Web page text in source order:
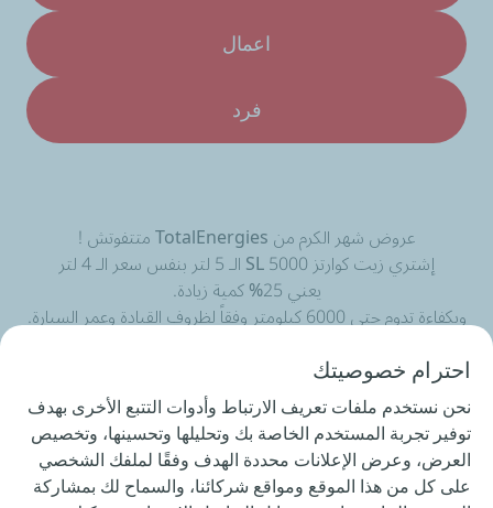
اعمال
فرد
عروض شهر الكرم من TotalEnergies متتفوتش !
إشتري زيت كوارتز 5000 SL الـ 5 لتر بنفس سعر الـ 4 لتر
يعني 25% كمية زيادة.
وبكفاءة تدوم حتي 6000 كيلومتر وفقاً لظروف القيادة وعمر السيارة.
تطبق الشروط والأحكام
هذا العرض ساري حتي نفاذ الكمية
العرض متاح لدي محطات توتال إنرجيز
احترام خصوصيتك
نحن نستخدم ملفات تعريف الارتباط وأدوات التتبع الأخرى بهدف
توفير تجربة المستخدم الخاصة بك وتحليلها وتحسينها، وتخصيص
العرض، وعرض الإعلانات محددة الهدف وفقًا لملفك الشخصي
على كل من هذا الموقع ومواقع شركائنا، والسماح لك بمشاركة